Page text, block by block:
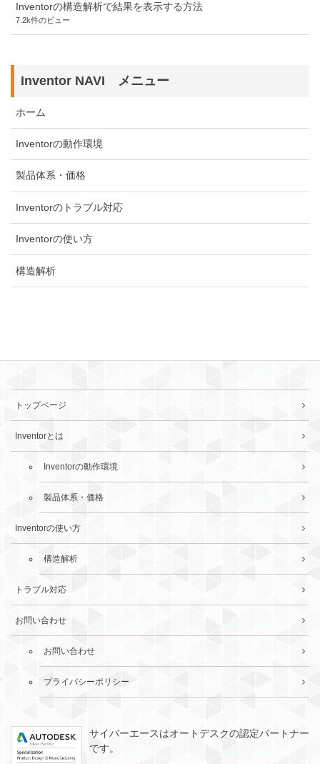
Inventorの構造解析で結果を表示する方法
7.2k件のビュー
Inventor NAVI メニュー
ホーム
Inventorの動作環境
製品体系・価格
Inventorのトラブル対応
Inventorの使い方
構造解析
トップページ
Inventorとは
Inventorの動作環境
製品体系・価格
Inventorの使い方
構造解析
トラブル対応
お問い合わせ
お問い合わせ
プライバシーポリシー
サイバーエースはオートデスクの認定パートナー
です。